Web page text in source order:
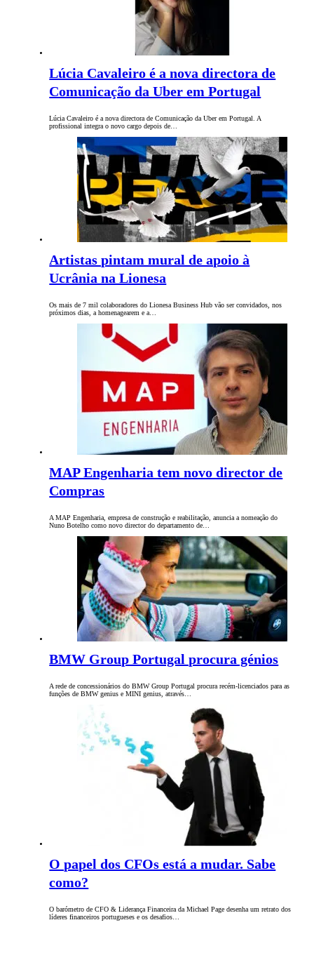
Lúcia Cavaleiro é a nova directora de
Comunicação da Uber em Portugal
Lúcia Cavaleiro é a nova directora de Comunicação da Uber em Portugal. A
profissional integra o novo cargo depois de…
Artistas pintam mural de apoio à
Ucrânia na Lionesa
Os mais de 7 mil colaboradores do Lionesa Business Hub vão ser convidados, nos
próximos dias, a homenagearem e a…
MAP Engenharia tem novo director de
Compras
A MAP Engenharia, empresa de construção e reabilitação, anuncia a nomeação do
Nuno Botelho como novo director do departamento de…
BMW Group Portugal procura génios
A rede de concessionários do BMW Group Portugal procura recém-licenciados para as
funções de BMW genius e MINI genius, através…
O papel dos CFOs está a mudar. Sabe
como?
O barómetro de CFO & Liderança Financeira da Michael Page desenha um retrato dos
líderes financeiros portugueses e os desafios…